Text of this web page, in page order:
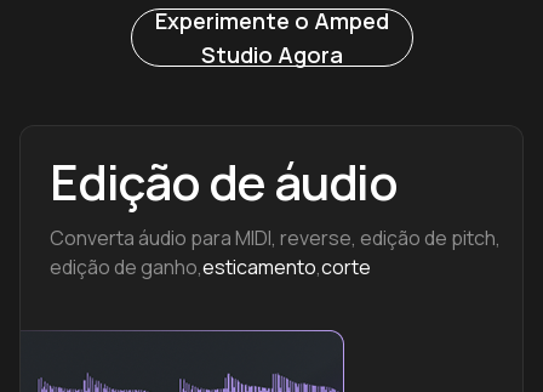
Experimente o Amped
Studio Agora
Edição de áudio
Converta áudio para MIDI, reverse, edição de pitch,
edição de ganho,esticamento,corte